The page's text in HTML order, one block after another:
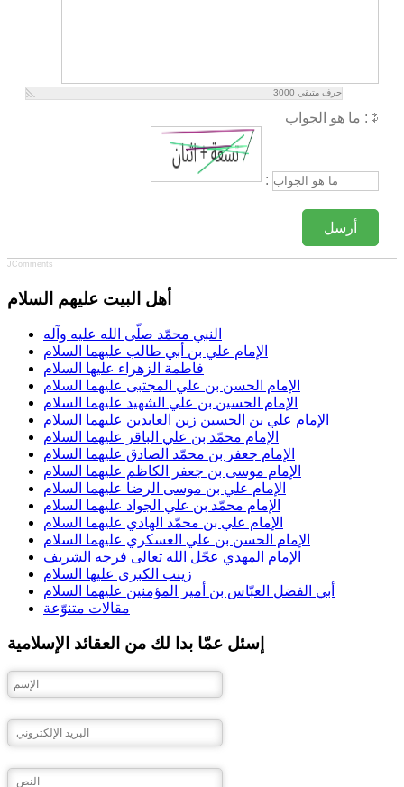
3000 حرف متبقي
ما هو الجواب :
:
أرسل
JComments
أهل البيت عليهم السلام
النبي محمّد صلّى الله عليه وآله
الإمام علي بن أبي طالب عليهما السلام
فاطمة الزهراء عليها السلام
الإمام الحسن بن علي المجتبى عليهما السلام
الإمام الحسين بن علي الشهيد عليهما السلام
الإمام علي بن الحسين زين العابدين عليهما السلام
الإمام محمّد بن علي الباقر عليهما السلام
الإمام جعفر بن محمّد الصادق عليهما السلام
الإمام موسى بن جعفر الكاظم عليهما السلام
الإمام علي بن موسى الرضا عليهما السلام
الإمام محمّد بن علي الجواد عليهما السلام
الإمام علي بن محمّد الهادي عليهما السلام
الإمام الحسن بن علي العسكري عليهما السلام
الإمام المهدي عجّل الله تعالى فرجه الشريف
زينب الكبرى عليها السلام
أبي الفضل العبّاس بن أمير المؤمنين عليهما السلام
مقالات متنوّعة
إسئل عمّا بدا لك من العقائد الإسلامية